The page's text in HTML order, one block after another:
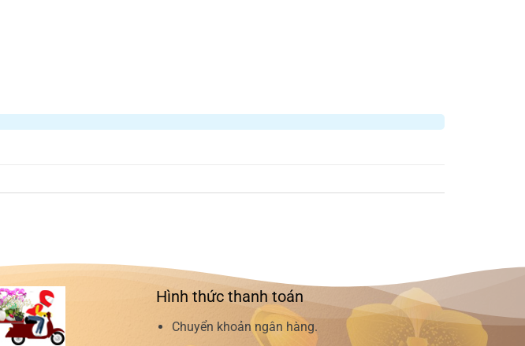
Hình thức thanh toán
Chuyển khoản ngân hàng.